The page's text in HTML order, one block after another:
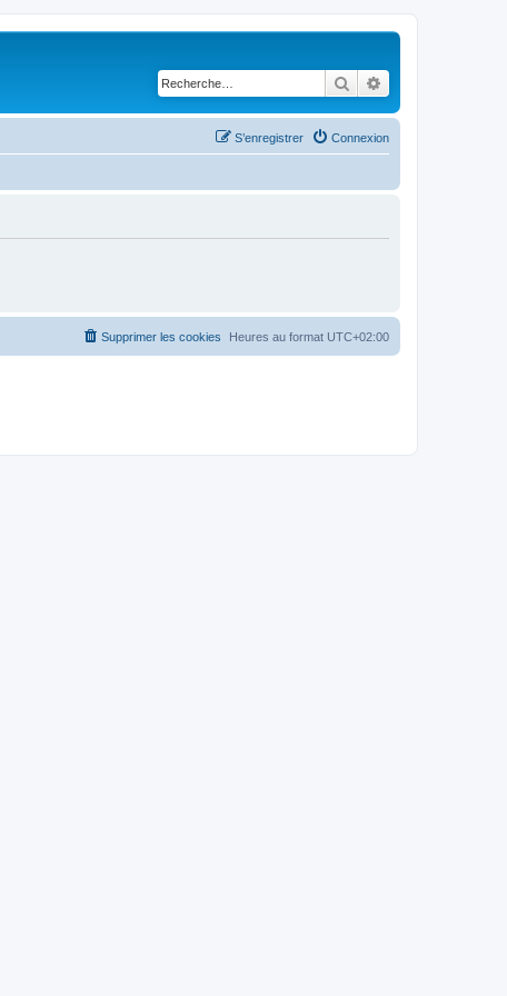
Rechercher
Connexion
S’enregistrer
Heures au format UTC+02:00
Supprimer les cookies